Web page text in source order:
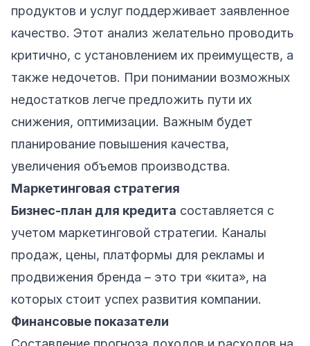
продуктов и услуг поддерживает заявленное
качество. Этот анализ желательно проводить
критично, с установлением их преимуществ, а
также недочетов. При понимании возможных
недостатков легче предложить пути их
снижения, оптимизации. Важным будет
планирование повышения качества,
увеличения объемов производства.
Маркетинговая стратегия
Бизнес-план для кредита составляется с
учетом маркетинговой стратегии. Каналы
продаж, цены, платформы для рекламы и
продвижения бренда – это три «кита», на
которых стоит успех развития компании.
Финансовые показатели